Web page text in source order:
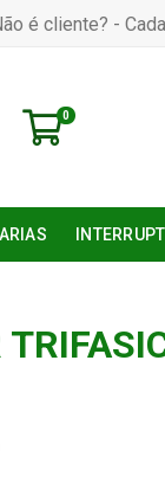
é cliente? -
0